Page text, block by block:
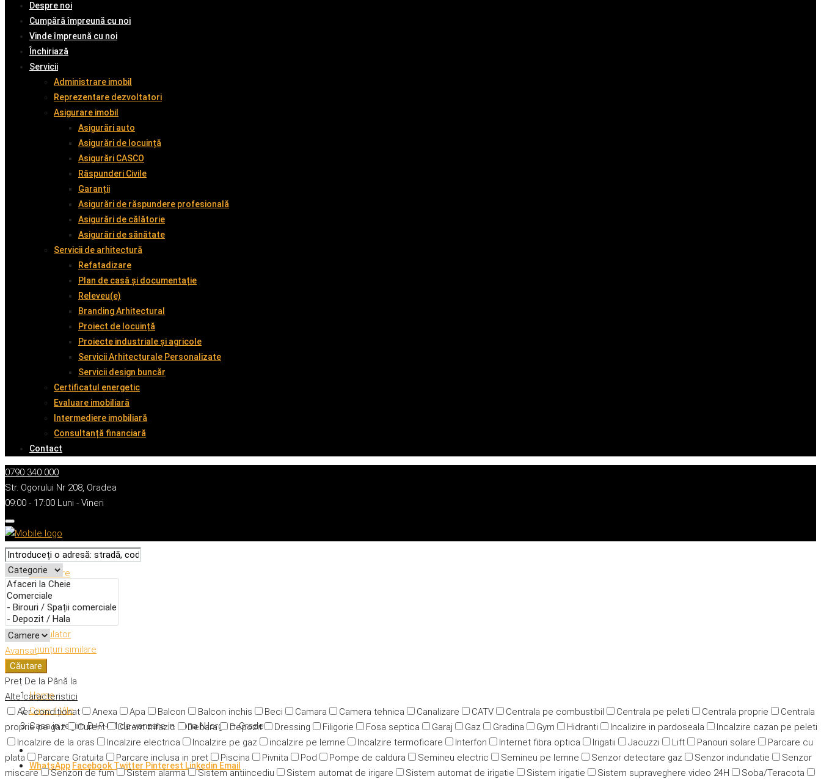
Despre noi
Cumpără împreună cu noi
Vinde împreună cu noi
Închiriază
Servicii
Administrare imobil
Reprezentare dezvoltatori
Asigurare imobil
Asigurări auto
Asigurări de locuință
Asigurări CASCO
Răspunderi Civile
Garanții
Asigurări de răspundere profesională
Asigurări de călătorie
Asigurări de sănătate
Servicii de arhitectură
Refatadizare
Plan de casă și documentație
Releveu(e)
Branding Arhitectural
Proiect de locuință
Proiecte industriale și agricole
Servicii Arhitecturale Personalizate
Servicii design buncăr
Certificatul energetic
Evaluare imobiliară
Intermediere imobiliară
Consultanță financiară
Contact
0790 340 000
Str. Ogorului Nr 208, Oradea
09:00 - 17:00 Luni - Vineri
Avansat
Căutare
Preț De la Până la
Alte caracteristici
Aer condiționat
Anexa Apa Balcon Balcon inchis Beci Camara Camera tehnica Canalizare CATV Centrala pe combustibil Centrala pe peleti Centrala proprie
Centrala
proprie pe gaz
Curent Curent trifazic Debara Depozit Dressing Filigorie Fosa septica Garaj Gaz Gradina Gym Hidranti Incalizire in pardoseala
Incalzire cazan pe peleti
Incalzire de la oras
Incalzire electrica Incalzire pe gaz incalzire pe lemne Incalzire termoficare Interfon Internet fibra optica Irigatii Jacuzzi Lift Panouri solare
Parcare cu
plata
Parcare Gratuita Parcare inclusa in pret Piscina Pivnita Pod Pompe de caldura Semineu electric Semineu pe lemne Senzor detectare gaz Senzor indundatie
Senzor
miscare
Senzori de fum Sistem alarma Sistem antiincediu Sistem automat de irigare Sistem automat de irigatie Sistem irigatie Sistem supraveghere video 24H
Soba/Teracota
Descriere
Caracteristici
Adresă
Detalii
Calculator
Anunțuri similare
Home
Case / Vile
Casa in regim D+P+M de vanzare in zona N.Iorga – Oradea
WhatsApp Facebook Twitter Pinterest Linkedin Email